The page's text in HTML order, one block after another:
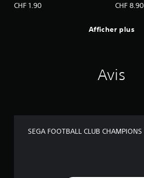
CHF 1.90 CHF 8.90
Afficher plus
Avis
SEGA FOOTBALL CLUB CHAMPIONS